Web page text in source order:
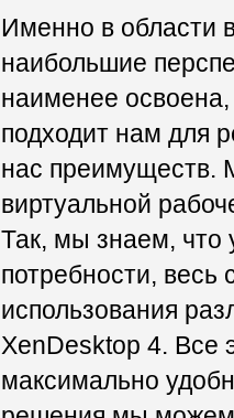
Именно в области
наибольшие
наименее
подходит нам для
нас преимуществ.
виртуальной
Так, мы знаем, что
потребности, весь
использования
XenDesktop 4. Все
максимально